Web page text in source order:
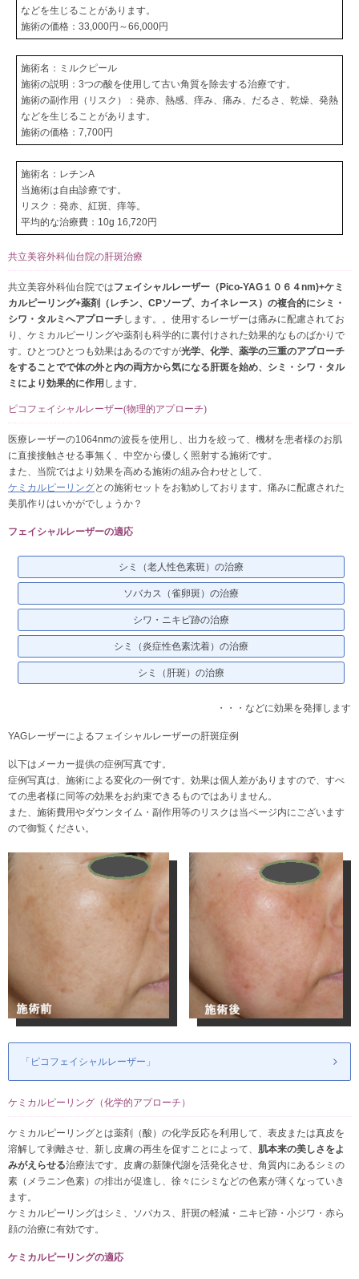
などを生じることがあります。
施術の価格：33,000円～66,000円
施術名：ミルクピール
施術の説明：3つの酸を使用して古い角質を除去する治療です。
施術の副作用（リスク）：発赤、熱感、痒み、痛み、だるさ、乾燥、発熱
などを生じることがあります。
施術の価格：7,700円
施術名：レチンA
当施術は自由診療です。
リスク：発赤、紅斑、痒等。
平均的な治療費：10g 16,720円
共立美容外科仙台院の肝斑治療
共立美容外科仙台院ではフェイシャルレーザー（Pico-YAG１０６４nm)+ケミ
カルピーリング+薬剤（レチン、CPソープ、カイネレース）の複合的にシミ・
シワ・タルミへアプローチします。。使用するレーザーは痛みに配慮されてお
り、ケミカルピーリングや薬剤も科学的に裏付けされた効果的なものばかりで
す。ひとつひとつも効果はあるのですが光学、化学、薬学の三重のアプローチ
をすることでで体の外と内の両方から気になる肝斑を始め、シミ・シワ・タル
ミにより効果的に作用 します。
ピコフェイシャルレーザー(物理的アプローチ)
医療レーザーの1064nmの波長を使用し、出力を絞って、機材を患者様のお肌
に直接接触させる事無く、中空から優しく照射する施術です。
また、当院ではより効果を高める施術の組み合わせとして、
ケミカルピーリングとの施術セットをお勧めしております。痛みに配慮された
美肌作りはいかがでしょうか？
フェイシャルレーザーの適応
シミ（老人性色素斑）の治療
ソバカス（雀卵斑）の治療
シワ・ニキビ跡の治療
シミ（炎症性色素沈着）の治療
シミ（肝斑）の治療
・・・などに効果を発揮します
YAGレーザーによるフェイシャルレーザーの肝斑症例
以下はメーカー提供の症例写真です。
症例写真は、施術による変化の一例です。効果は個人差がありますので、すべ
ての患者様に同等の効果をお約束できるものではありません。
また、施術費用やダウンタイム・副作用等のリスクは当ページ内にございます
ので御覧ください。
「ピコフェイシャルレーザー」
ケミカルピーリング（化学的アプローチ）
ケミカルピーリングとは薬剤（酸）の化学反応を利用して、表皮または真皮を
溶解して剥離させ、新し皮膚の再生を促すことによって、 肌本来の美しさをよ
みがえらせる治療法です。皮膚の新陳代謝を活発化させ、角質内にあるシミの
素（メラニン色素）の排出が促進し、徐々にシミなどの色素が薄くなっていき
ます。
ケミカルピーリングはシミ、ソバカス、肝斑の軽減・ニキビ跡・小ジワ・赤ら
顔の治療に有効です。
ケミカルピーリングの適応